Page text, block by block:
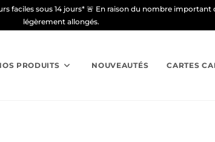
faciles sous 14 jours* 🚨 En raison du nombre
légèrement allongés.
PRODUITS NOUVEAUTÉS CARTES